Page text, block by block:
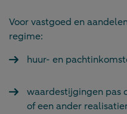
Voor vastgoed en
regime:
huur- en
waardestijgingen pas
of een ander